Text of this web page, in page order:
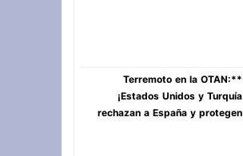
**Terremoto en la OTAN:
¡Estados Unidos y Turquía
rechazan a España y protegen